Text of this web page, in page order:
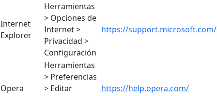
Internet
Explorer
Herramientas
> Opciones de
Internet >
Privacidad >
Configuración
https://support.microsoft.com/
Opera
Herramientas
> Preferencias
> Editar
https://help.opera.com/